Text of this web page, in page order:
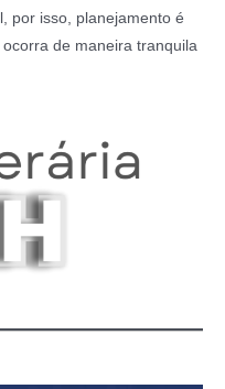
por isso, planejamento é
de maneira tranquila